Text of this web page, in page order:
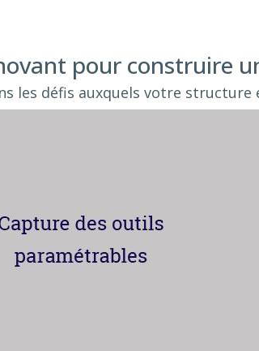
pour construire
les défis auxquels votre structure